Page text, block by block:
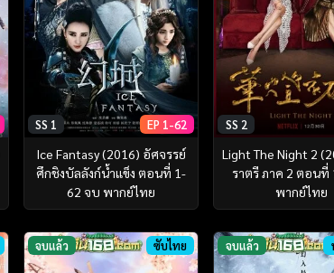
SS 1 EP 1-62
Ice Fantasy (2016) อัศจรรย์
ศึกชิงบัลลังก์น้ำแข็ง ตอนที่ 1-
62 จบ พากย์ไทย
SS 2
Light The Night 2
ราตรี ภาค 2 ตอนที่
พากย์ไทย
จบแล้ว ซับไทย จบแล้ว